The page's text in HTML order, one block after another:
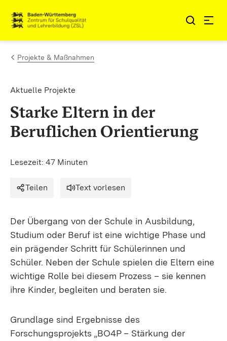
Zum Inhalt springen
Link zur Startseite
Projekte & Maßnahmen
Aktuelle Projekte
Starke Eltern in der
Beruflichen Orientierung
Lesezeit: 47 Minuten
Teilen Text vorlesen
Der Übergang von der Schule in Ausbildung,
Studium oder Beruf ist eine wichtige Phase und
ein prägender Schritt für Schülerinnen und
Schüler. Neben der Schule spielen die Eltern eine
wichtige Rolle bei diesem Prozess – sie kennen
ihre Kinder, begleiten und beraten sie.
Grundlage sind Ergebnisse des
Forschungsprojekts „BO4P – Stärkung der